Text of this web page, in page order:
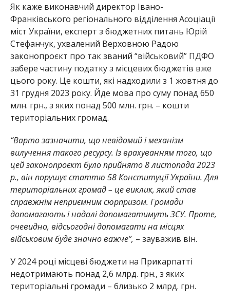
Як каже виконавчий директор Івано-
Франківського регіонального відділення Асоціації
міст України, експерт з бюджетних питань Юрій
Стефанчук, ухвалений Верховною Радою
законопроєкт про так званий “військовий” ПДФО
забере частину податку з місцевих бюджетів вже
цього року. Це кошти, які надходили з 1 жовтня до
31 грудня 2023 року. Йде мова про суму понад 650
млн. грн., з яких понад 500 млн. грн. – кошти
територіальних громад.
“Варто зазначити, що невідомий і механізм
вилучення такого ресурсу. Із врахуванням того, що
цей законопроєкт було прийнято 8 листопада 2023
р., він порушує статтю 58 Конституції України. Для
територіальних громад – це виклик, який став
справжнім неприємним сюрпризом. Громади
допомагають і надалі допомагатимуть ЗСУ. Проте,
очевидно, відсьогодні допомагати на місцях
військовим буде значно важче”, – зауважив він.
У 2024 році місцеві бюджети на Прикарпатті
недотримають понад 2,6 млрд. грн., з яких
територіальні громади – близько 2 млрд. грн.